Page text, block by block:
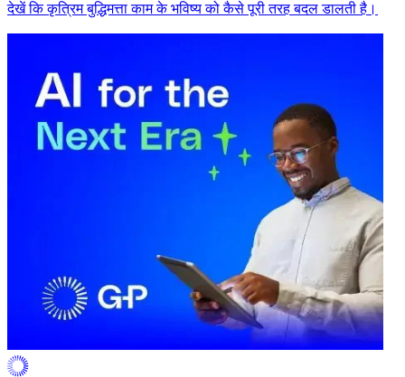
देखें कि कृत्रिम बुद्धिमत्ता काम के भविष्य को कैसे पूरी तरह बदल डालती है।​​